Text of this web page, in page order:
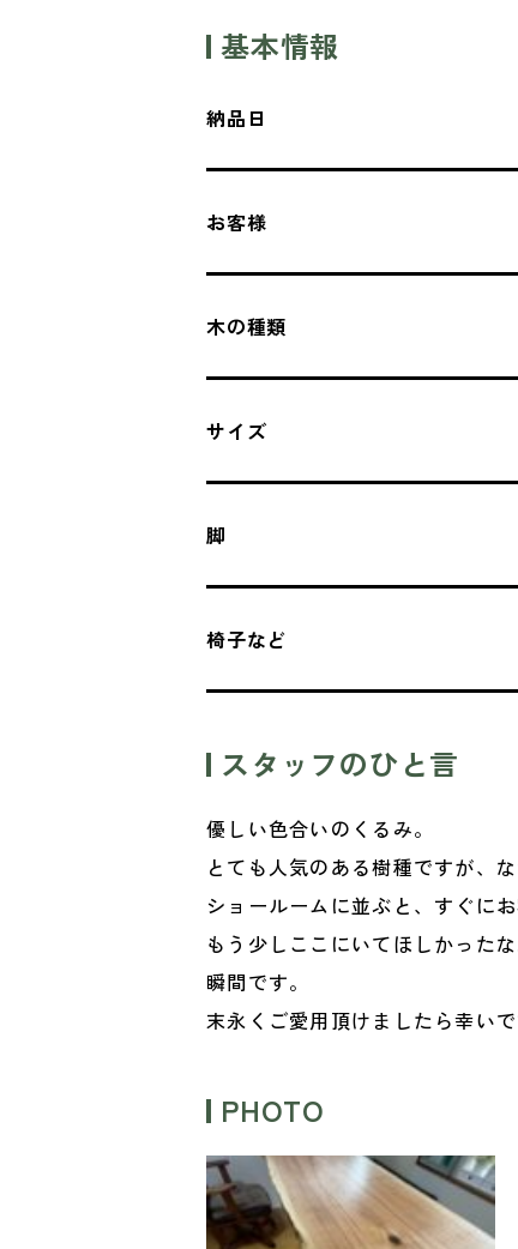
基本情報
納品日
お客様
木の種類
サイズ
脚
椅子など
スタッフのひと言
優しい色合いのくるみ。
とても人気のある樹種ですが、
ショールームに並ぶと、すぐに
もう少しここにいてほしかった
瞬間です。
末永くご愛用頂けましたら幸いで
PHOTO